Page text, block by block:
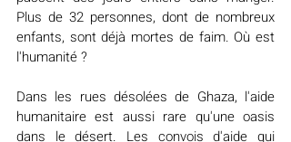
Plus de 32 personnes, dont de nombreux
enfants, sont déjà mortes de faim. Où est
l'humanité ?
Dans les rues désolées de Ghaza, l'aide
humanitaire est aussi rare qu'une oasis
dans le désert. Les convois d'aide qui